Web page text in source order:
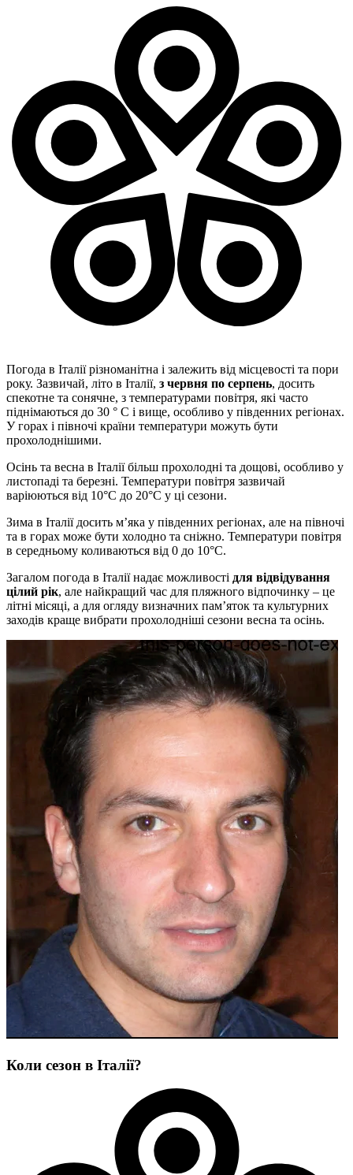
Погода в Італії різноманітна і залежить від місцевості та пори
року. Зазвичай, літо в Італії, з червня по серпень, досить
спекотне та сонячне, з температурами повітря, які часто
піднімаються до 30 ° C і вище, особливо у південних регіонах.
У горах і півночі країни температури можуть бути
прохолоднішими.
Осінь та весна в Італії більш прохолодні та дощові, особливо у
листопаді та березні. Температури повітря зазвичай
варіюються від 10°C до 20°C у ці сезони.
Зима в Італії досить м’яка у південних регіонах, але на півночі
та в горах може бути холодно та сніжно. Температури повітря
в середньому коливаються від 0 до 10°C.
Загалом погода в Італії надає можливості для відвідування
цілий рік, але найкращий час для пляжного відпочинку – це
літні місяці, а для огляду визначних пам’яток та культурних
заходів краще вибрати прохолодніші сезони весна та осінь.
Коли сезон в Італії?